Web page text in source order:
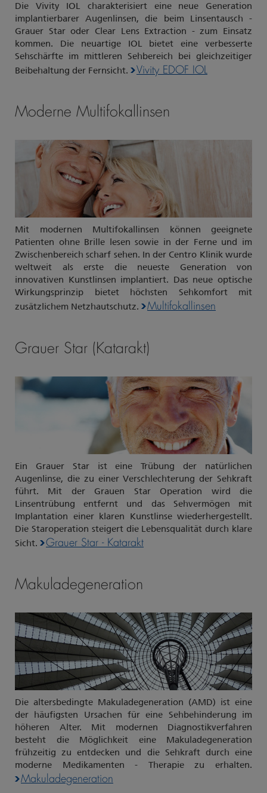
Die Vivity IOL charakterisiert eine neue Generation
implantierbarer Augenlinsen, die beim Linsentausch -
Grauer Star oder Clear Lens Extraction - zum Einsatz
kommen. Die neuartige IOL bietet eine verbesserte
Sehschärfte im mittleren Sehbereich bei gleichzeitiger
Beibehaltung der Fernsicht.
Vivity EDOF IOL
Moderne Multifokallinsen
Mit modernen Multifokallinsen können geeignete
Patienten ohne Brille lesen sowie in der Ferne und im
Zwischenbereich scharf sehen. In der Centro Klinik wurde
weltweit als erste die neueste Generation von
innovativen Kunstlinsen implantiert. Das neue optische
Wirkungsprinzip bietet höchsten Sehkomfort mit
zusätzlichem Netzhautschutz.
Multifokallinsen
Grauer Star (Katarakt)
Ein Grauer Star ist eine Trübung der natürlichen
Augenlinse, die zu einer Verschlechterung der Sehkraft
führt. Mit der Grauen Star Operation wird die
Linsentrübung entfernt und das Sehvermögen mit
Implantation einer klaren Kunstlinse wiederhergestellt.
Die Staroperation steigert die Lebensqualität durch klare
Sicht.
Grauer Star - Katarakt
Makuladegeneration
Die altersbedingte Makuladegeneration (AMD) ist eine
der häufigsten Ursachen für eine Sehbehinderung im
höheren Alter. Mit modernen Diagnostikverfahren
besteht die Möglichkeit eine Makuladegeneration
frühzeitig zu entdecken und die Sehkraft durch eine
moderne Medikamenten - Therapie zu erhalten.
Makuladegeneration